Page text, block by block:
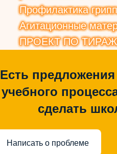
Профилактика
Агитационные
ПРОЕКТ ПО
Есть
учебного
сделать
Написать о проблеме